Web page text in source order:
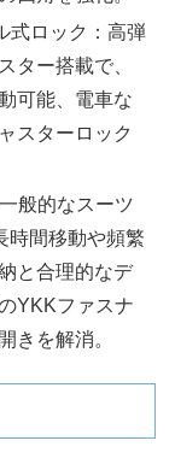
式ロック：高弾
ター搭載で、
可能、電車な
スターロック
般的なスーツ
時間移動や頻繁
と合理的なデ
YKKファスナ
きを解消。